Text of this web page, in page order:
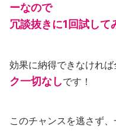
ーなので
冗談抜きに1回試して
効果に納得できなけれ
ク一切なしです！
このチャンスを逃さず